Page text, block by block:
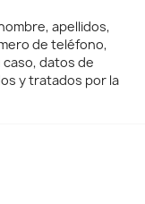
apellidos,
de teléfono,
datos de
y tratados por la